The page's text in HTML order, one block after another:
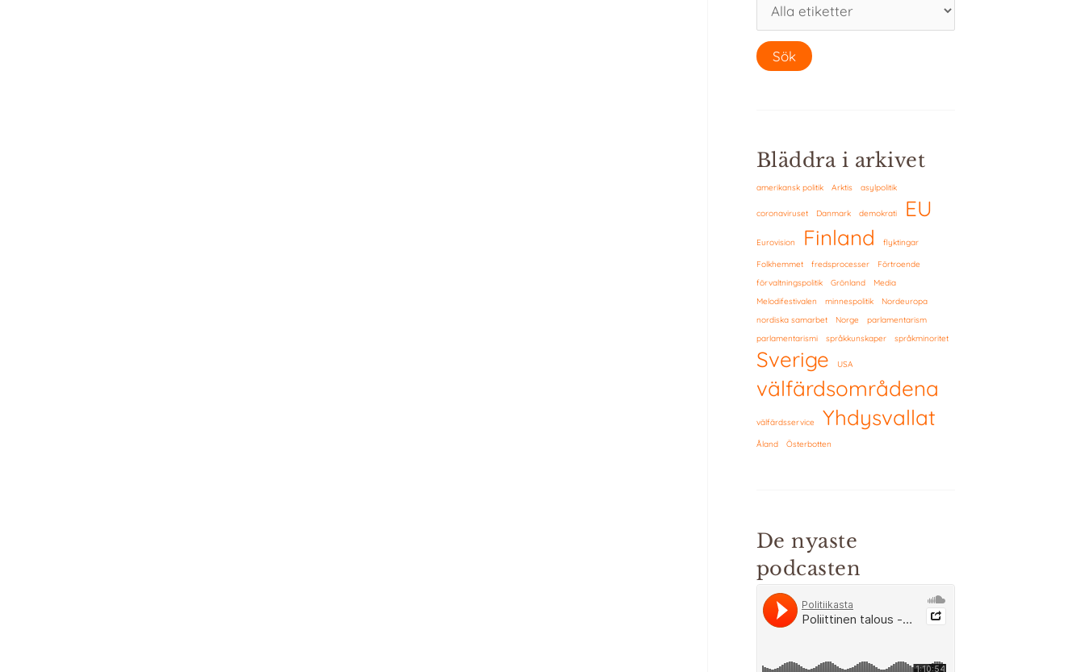
Bläddra i arkivet
amerikansk politik Arktis asylpolitik
coronaviruset Danmark demokrati EU
Eurovision Finland flyktingar
Folkhemmet fredsprocesser
Förtroende
förvaltningspolitik
Grönland
Media
Melodifestivalen
minnespolitik
Nordeuropa
nordiska samarbet
Norge
parlamentarism
parlamentarismi
språkkunskaper språkminoritet
Sverige USA
välfärdsområdena
välfärdsservice Yhdysvallat
Åland Österbotten
De nyaste
podcasten